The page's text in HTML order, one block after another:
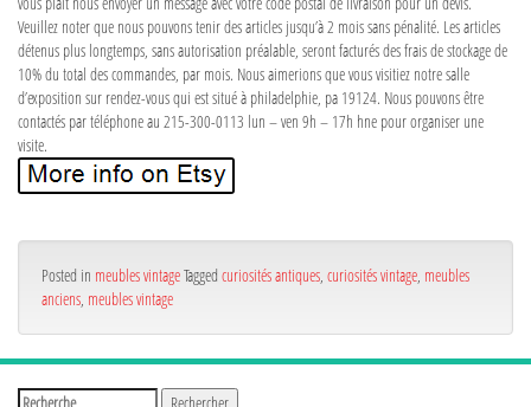
Veuillez noter que nous pouvons tenir des articles jusqu’à 2 mois sans pénalité. Les articles
détenus plus longtemps, sans autorisation préalable, seront facturés des frais de stockage de
10% du total des commandes, par mois. Nous aimerions que vous visitiez notre salle
d’exposition sur rendez-vous qui est situé à philadelphie, pa 19124. Nous pouvons être
contactés par téléphone au 215-300-0113 lun – ven 9h – 17h hne pour organiser une
visite.
Posted in meubles vintageTagged curiosités antiques curiosités vintage meubles
anciens meubles vintage